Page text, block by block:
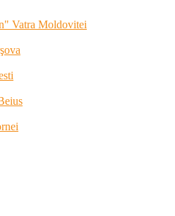
Vatra Moldovitei